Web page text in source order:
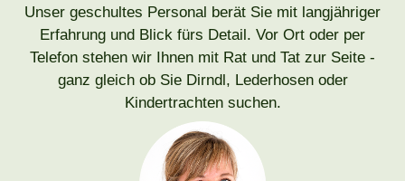
Unser geschultes Personal berät Sie mit langjähriger
Erfahrung und Blick fürs Detail. Vor Ort oder per
Telefon stehen wir Ihnen mit Rat und Tat zur Seite -
ganz gleich ob Sie Dirndl, Lederhosen oder
Kindertrachten suchen.